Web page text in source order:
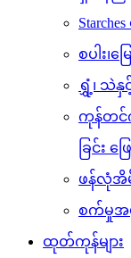
စပါး၊မ
ရွှံ့၊ သဲနှ
ကုန်တင်က
ခြင်း ဖ
ဖန်လုံအိမ်
စက်မှုအ
ထုတ်ကုန်များ